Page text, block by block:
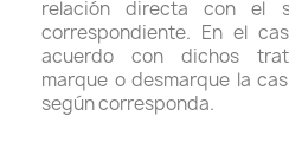
relación directa con el
correspondiente. En el
acuerdo con dichos
marque o desmarque la
según corresponda.